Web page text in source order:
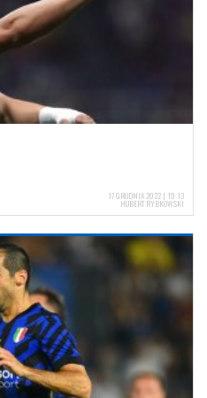
17 GRUDNIA 2022 | 19:13
HUBERT RYBKOWSKI